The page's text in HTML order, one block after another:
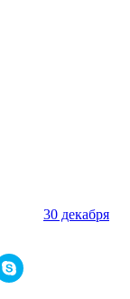
30 декабря